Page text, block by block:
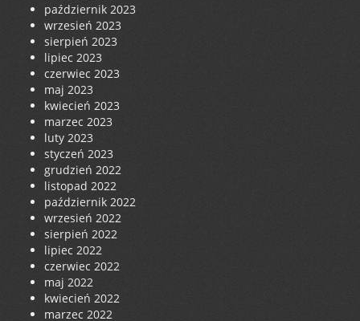
październik 2023
wrzesień 2023
sierpień 2023
lipiec 2023
czerwiec 2023
maj 2023
kwiecień 2023
marzec 2023
luty 2023
styczeń 2023
grudzień 2022
listopad 2022
październik 2022
wrzesień 2022
sierpień 2022
lipiec 2022
czerwiec 2022
maj 2022
kwiecień 2022
marzec 2022